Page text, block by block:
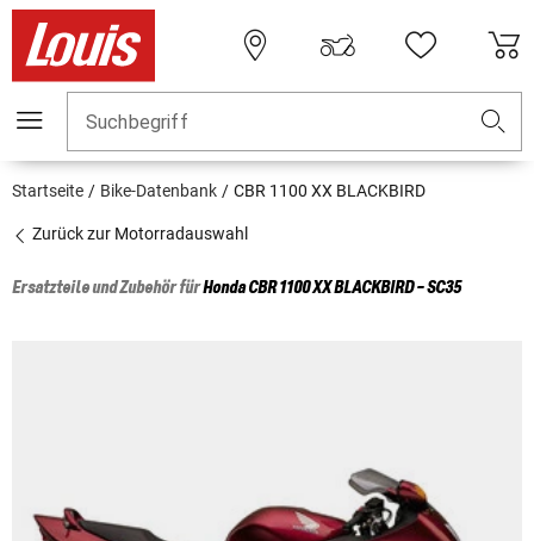
Suchbegriff
Startseite Bike-Datenbank CBR 1100 XX BLACKBIRD
Zurück zur Motorradauswahl
Ersatzteile und Zubehör fürHondaCBR 1100 XX BLACKBIRD - SC35